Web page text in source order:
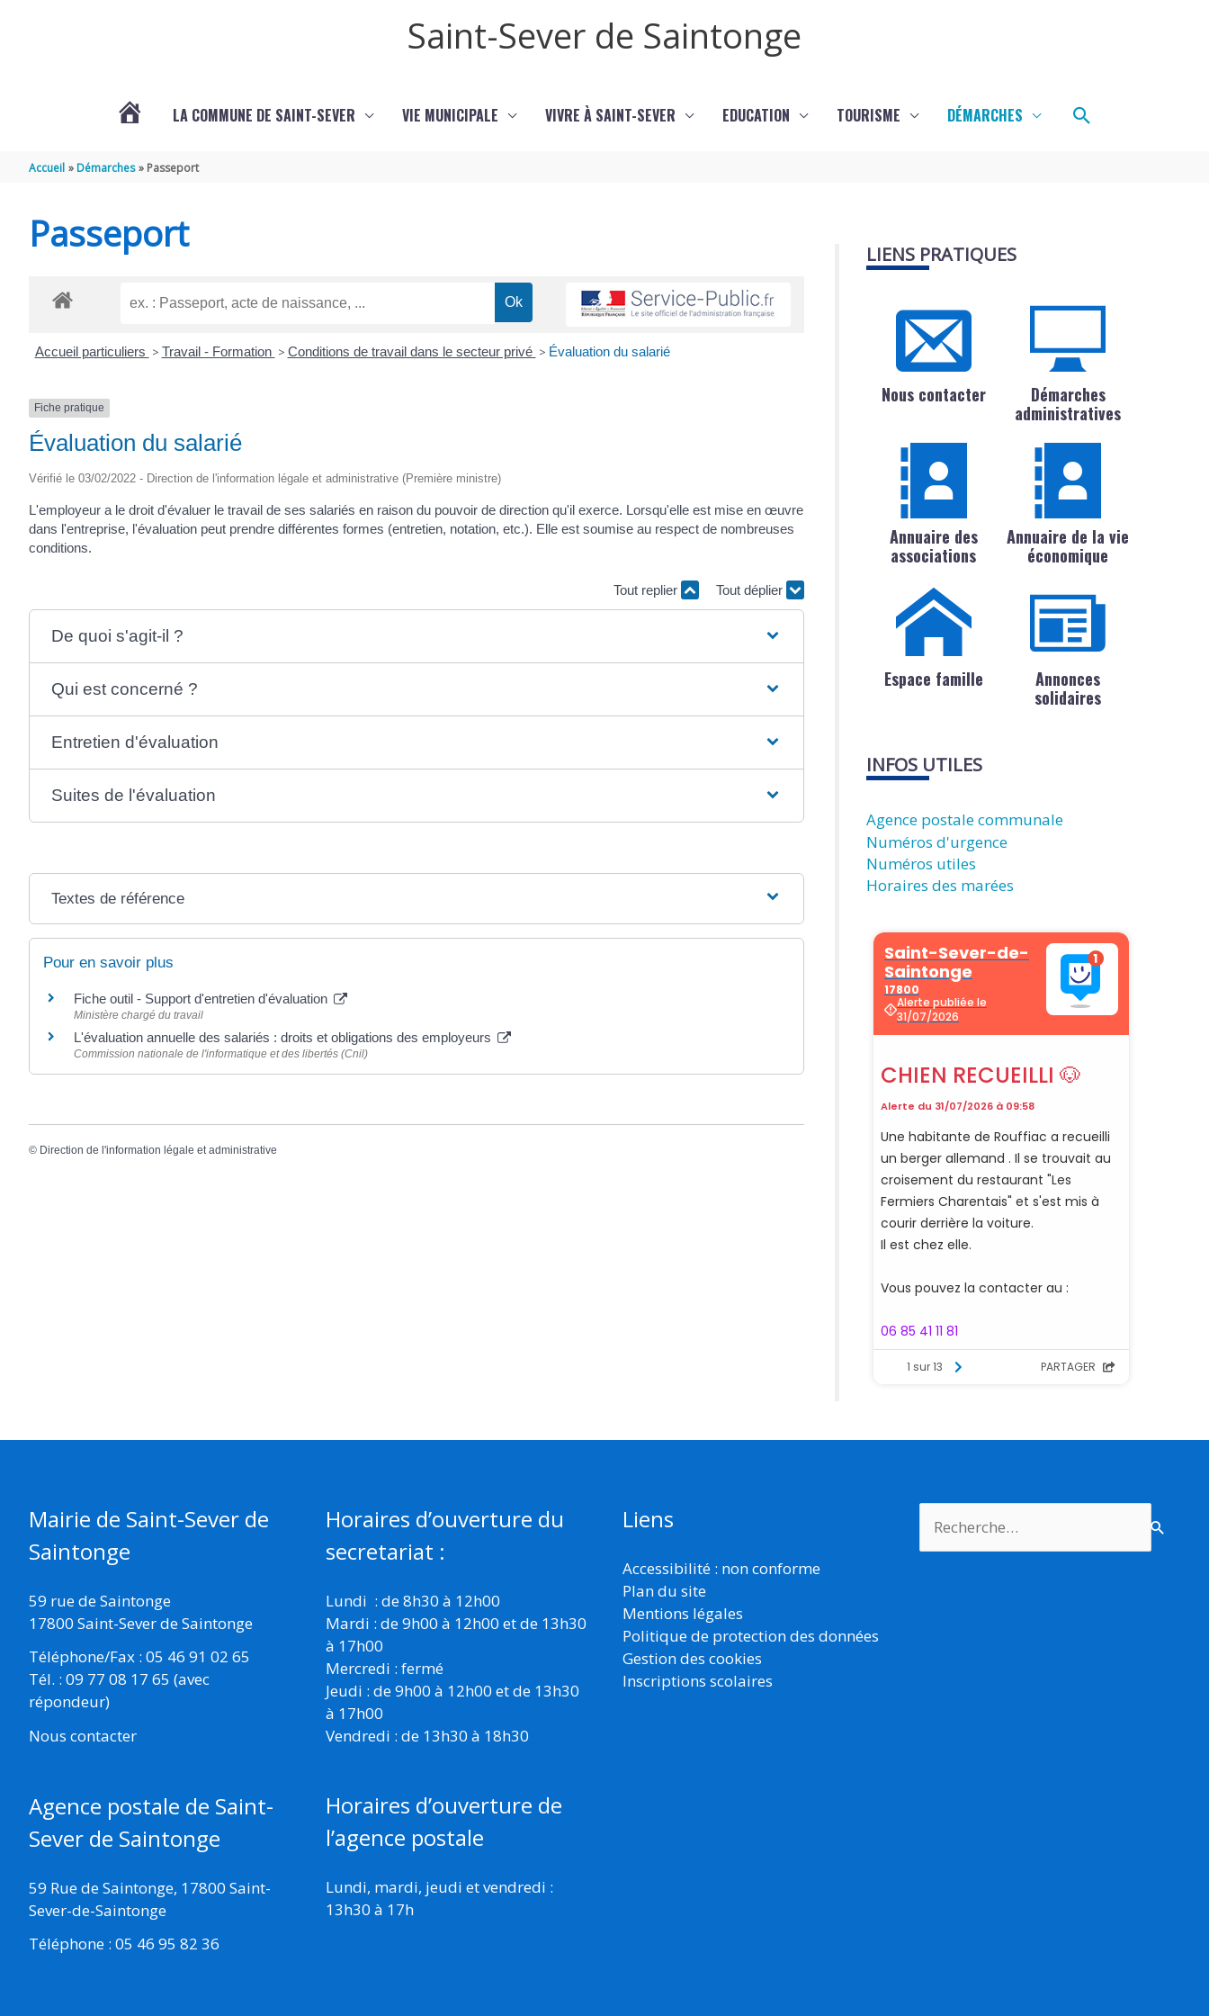
Saint-Sever de Saintonge
SAINT-
SAINTONGE
LA COMMUNE DE SAINT-SEVER VIE MUNICIPALE VIVRE À SAINT-SEVER EDUCATION TOURISME DÉMARCHES Rechercher
Accueil Démarches Passeport
Passeport
Accueil particuliers > Travail - Formation > Conditions de travail dans le secteur privé > Évaluation du salarié
Fiche pratique
Évaluation du salarié
Vérifié le 03/02/2022 - Direction de l'information légale et administrative (Première ministre)
L'employeur a le droit d'évaluer le travail de ses salariés en raison du pouvoir de direction qu'il exerce. Lorsqu'elle est mise en œuvre
dans l'entreprise, l'évaluation peut prendre différentes formes (entretien, notation, etc.). Elle est soumise au respect de nombreuses
conditions.
Tout replier Tout déplier
De quoi s'agit-il ?
Qui est concerné ?
Entretien d'évaluation
Suites de l'évaluation
Textes de référence
Pour en savoir plus
Fiche outil - Support d'entretien d'évaluation
Ministère chargé du travail
L'évaluation annuelle des salariés : droits et obligations des employeurs
Commission nationale de l'informatique et des libertés (Cnil)
© Direction de l'information légale et administrative
LIENS PRATIQUES
Nous contacter
Démarches
administratives
Annuaire des
associations
Annuaire de la vie
économique
Espace famille
Annonces
solidaires
INFOS UTILES
Agence postale communale
Numéros d'urgence
Numéros utiles
Horaires des marées
Mairie de Saint-Sever de
Saintonge
59 rue de Saintonge
17800 Saint-Sever de Saintonge
Téléphone/Fax : 05 46 91 02 65
Tél. : 09 77 08 17 65 (avec
répondeur)
Nous contacter
Agence postale de Saint-
Sever de Saintonge
59 Rue de Saintonge, 17800 Saint-
Sever-de-Saintonge
Téléphone : 05 46 95 82 36
Horaires d’ouverture du
secretariat :
Lundi : de 8h30 à 12h00
Mardi : de 9h00 à 12h00 et de 13h30
à 17h00
Mercredi : fermé
Jeudi : de 9h00 à 12h00 et de 13h30
à 17h00
Vendredi : de 13h30 à 18h30
Horaires d’ouverture de
l’agence postale
Lundi, mardi, jeudi et vendredi :
13h30 à 17h
Liens
Accessibilité : non conforme
Plan du site
Mentions légales
Politique de protection des données
Gestion des cookies
Inscriptions scolaires